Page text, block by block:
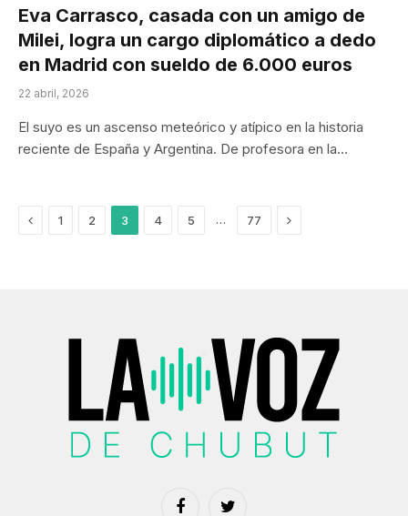
Eva Carrasco, casada con un amigo de
Milei, logra un cargo diplomático a dedo
en Madrid con sueldo de 6.000 euros
22 abril, 2026
El suyo es un ascenso meteórico y atípico en la historia
reciente de España y Argentina. De profesora en la…
Anterior
1 2 3 4 5 … 77 Next